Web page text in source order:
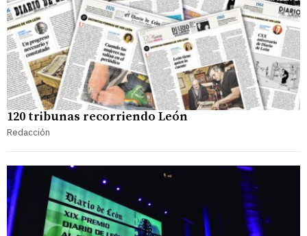
120 tribunas recorriendo León
Redacción